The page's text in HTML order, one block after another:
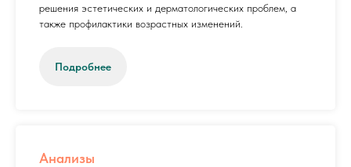
решения эстетических и дерматологических проблем, а
также профилактики возрастных изменений.
Подробнее
Анализы